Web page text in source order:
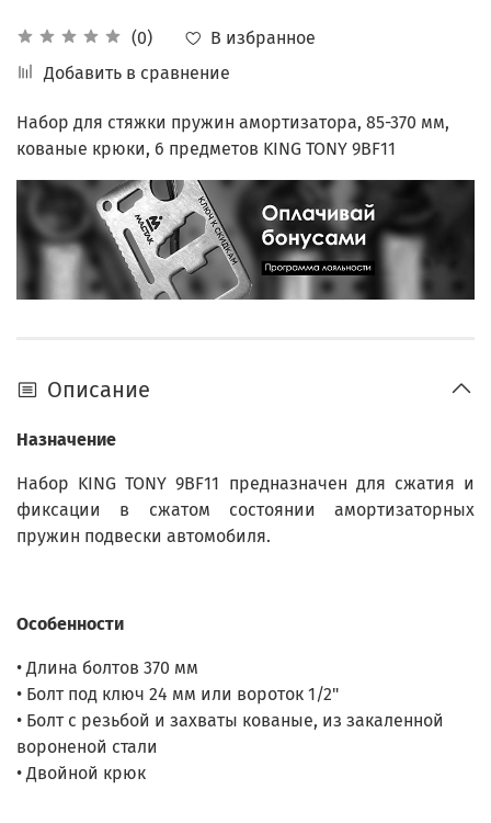
(0)
В избранное
Добавить в сравнение
Набор для стяжки пружин амортизатора, 85-370 мм,
кованые крюки, 6 предметов KING TONY 9BF11
Описание
Назначение
Набор KING TONY 9BF11 предназначен для сжатия и
фиксации в сжатом состоянии амортизаторных
пружин подвески автомобиля.
Особенности
• Длина болтов 370 мм
• Болт под ключ 24 мм или вороток 1/2"
• Болт с резьбой и захваты кованые, из закаленной
вороненой стали
• Двойной крюк